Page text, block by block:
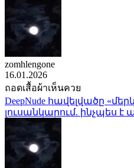
zomhlengone
16.01.2026
ถอดเสื้อผ้าเห็นควย
DeepNude հավելվածը
լուսանկարում. ինչպես է